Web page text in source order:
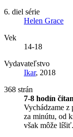
6. diel série
Helen Grace
Vek
14-18
Vydavateľstvo
Ikar, 2018
368 strán
7-8 hodín
Vychádzame z
za minútu, od
však môže líšiť.